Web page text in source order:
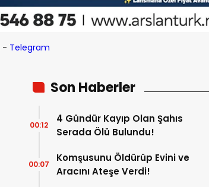
- Telegram
Son Haberler
4 Gündür Kayıp Olan Şahıs
Serada Ölü Bulundu!
00:12
Komşusunu Öldürüp Evini ve
Aracını Ateşe Verdi!
00:07